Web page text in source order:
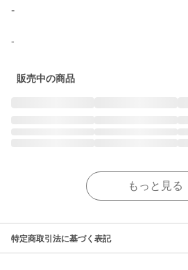
-
-
販売中の商品
もっと見る
特定商取引法に基づく表記